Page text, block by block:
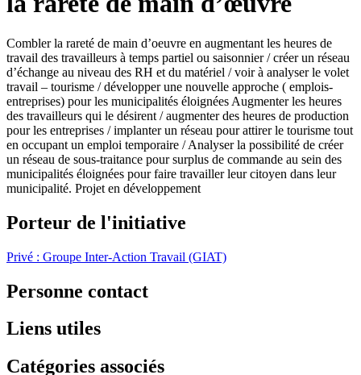
Combler la rareté de main d’oeuvre en augmentant les heures de
travail des travailleurs à temps partiel ou saisonnier / créer un réseau
d’échange au niveau des RH et du matériel / voir à analyser le volet
travail – tourisme / développer une nouvelle approche ( emplois-
entreprises) pour les municipalités éloignées Augmenter les heures
des travailleurs qui le désirent / augmenter des heures de production
pour les entreprises / implanter un réseau pour attirer le tourisme tout
en occupant un emploi temporaire / Analyser la possibilité de créer
un réseau de sous-traitance pour surplus de commande au sein des
municipalités éloignées pour faire travailler leur citoyen dans leur
municipalité. Projet en développement
Porteur de l'initiative
Privé : Groupe Inter-Action Travail (GIAT)
Personne contact
Liens utiles
Catégories associés